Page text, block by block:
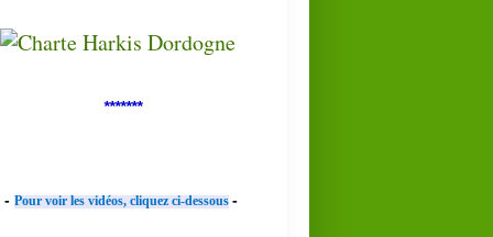
*******
- Pour voir les vidéos, cliquez ci-dessous -